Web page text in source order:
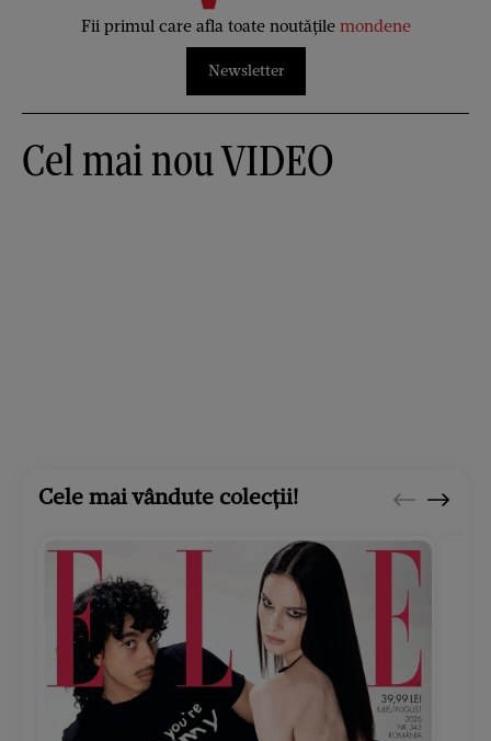
Fii primul care afla toate noutățile mondene
Newsletter
Cel mai nou VIDEO
Cele mai vândute colecții!